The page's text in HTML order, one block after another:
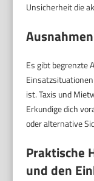
Unsicherheit die
Es gibt begrenzte
ist. Taxis und
Erkundige dich
oder alternative
Praktische
und den